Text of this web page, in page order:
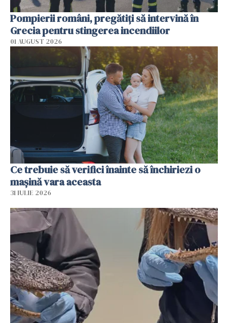
Pompierii români, pregătiţi să intervină în
Grecia pentru stingerea incendiilor
01 AUGUST 2026
Ce trebuie să verifici înainte să închiriezi o
mașină vara aceasta
31 IULIE 2026